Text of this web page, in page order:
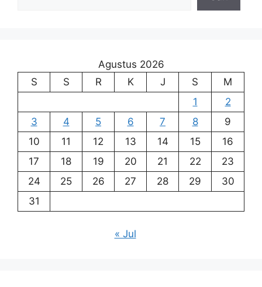
Agustus 2026
S
S R K J S
M
1
2
3
4 5 6 7 8
9
10
11 12 13 14 15
16
17
18 19 20 21 22
23
24
25 26 27 28 29
30
31
« Jul